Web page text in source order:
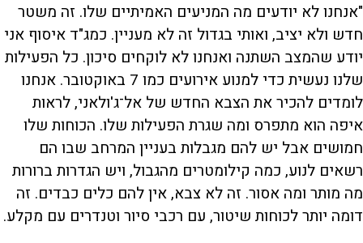
"אנחנו לא יודעים מה המניעים האמיתיים שלו. זה משטר
חדש ולא יציב, ואותי בגדול זה לא מעניין. כמג"ד איסוף אני
יודע שהמצב השתנה ואנחנו לא לוקחים סיכון. כל הפעילות
שלנו נעשית כדי למנוע אירועים כמו 7 באוקטובר. אנחנו
לומדים להכיר את הצבא החדש של אל־ג'ולאני, לראות
איפה הוא מתפרס ומה שגרת הפעילות שלו. הכוחות שלו
חמושים אבל יש להם מגבלות בעניין המרחב שבו הם
רשאים לנוע, כמה קילומטרים מהגבול, ויש הגדרות ברורות
מה מותר ומה אסור. זה לא צבא, אין להם כלים כבדים. זה
דומה יותר לכוחות שיטור, עם רכבי סיור וטנדרים עם מקלע.